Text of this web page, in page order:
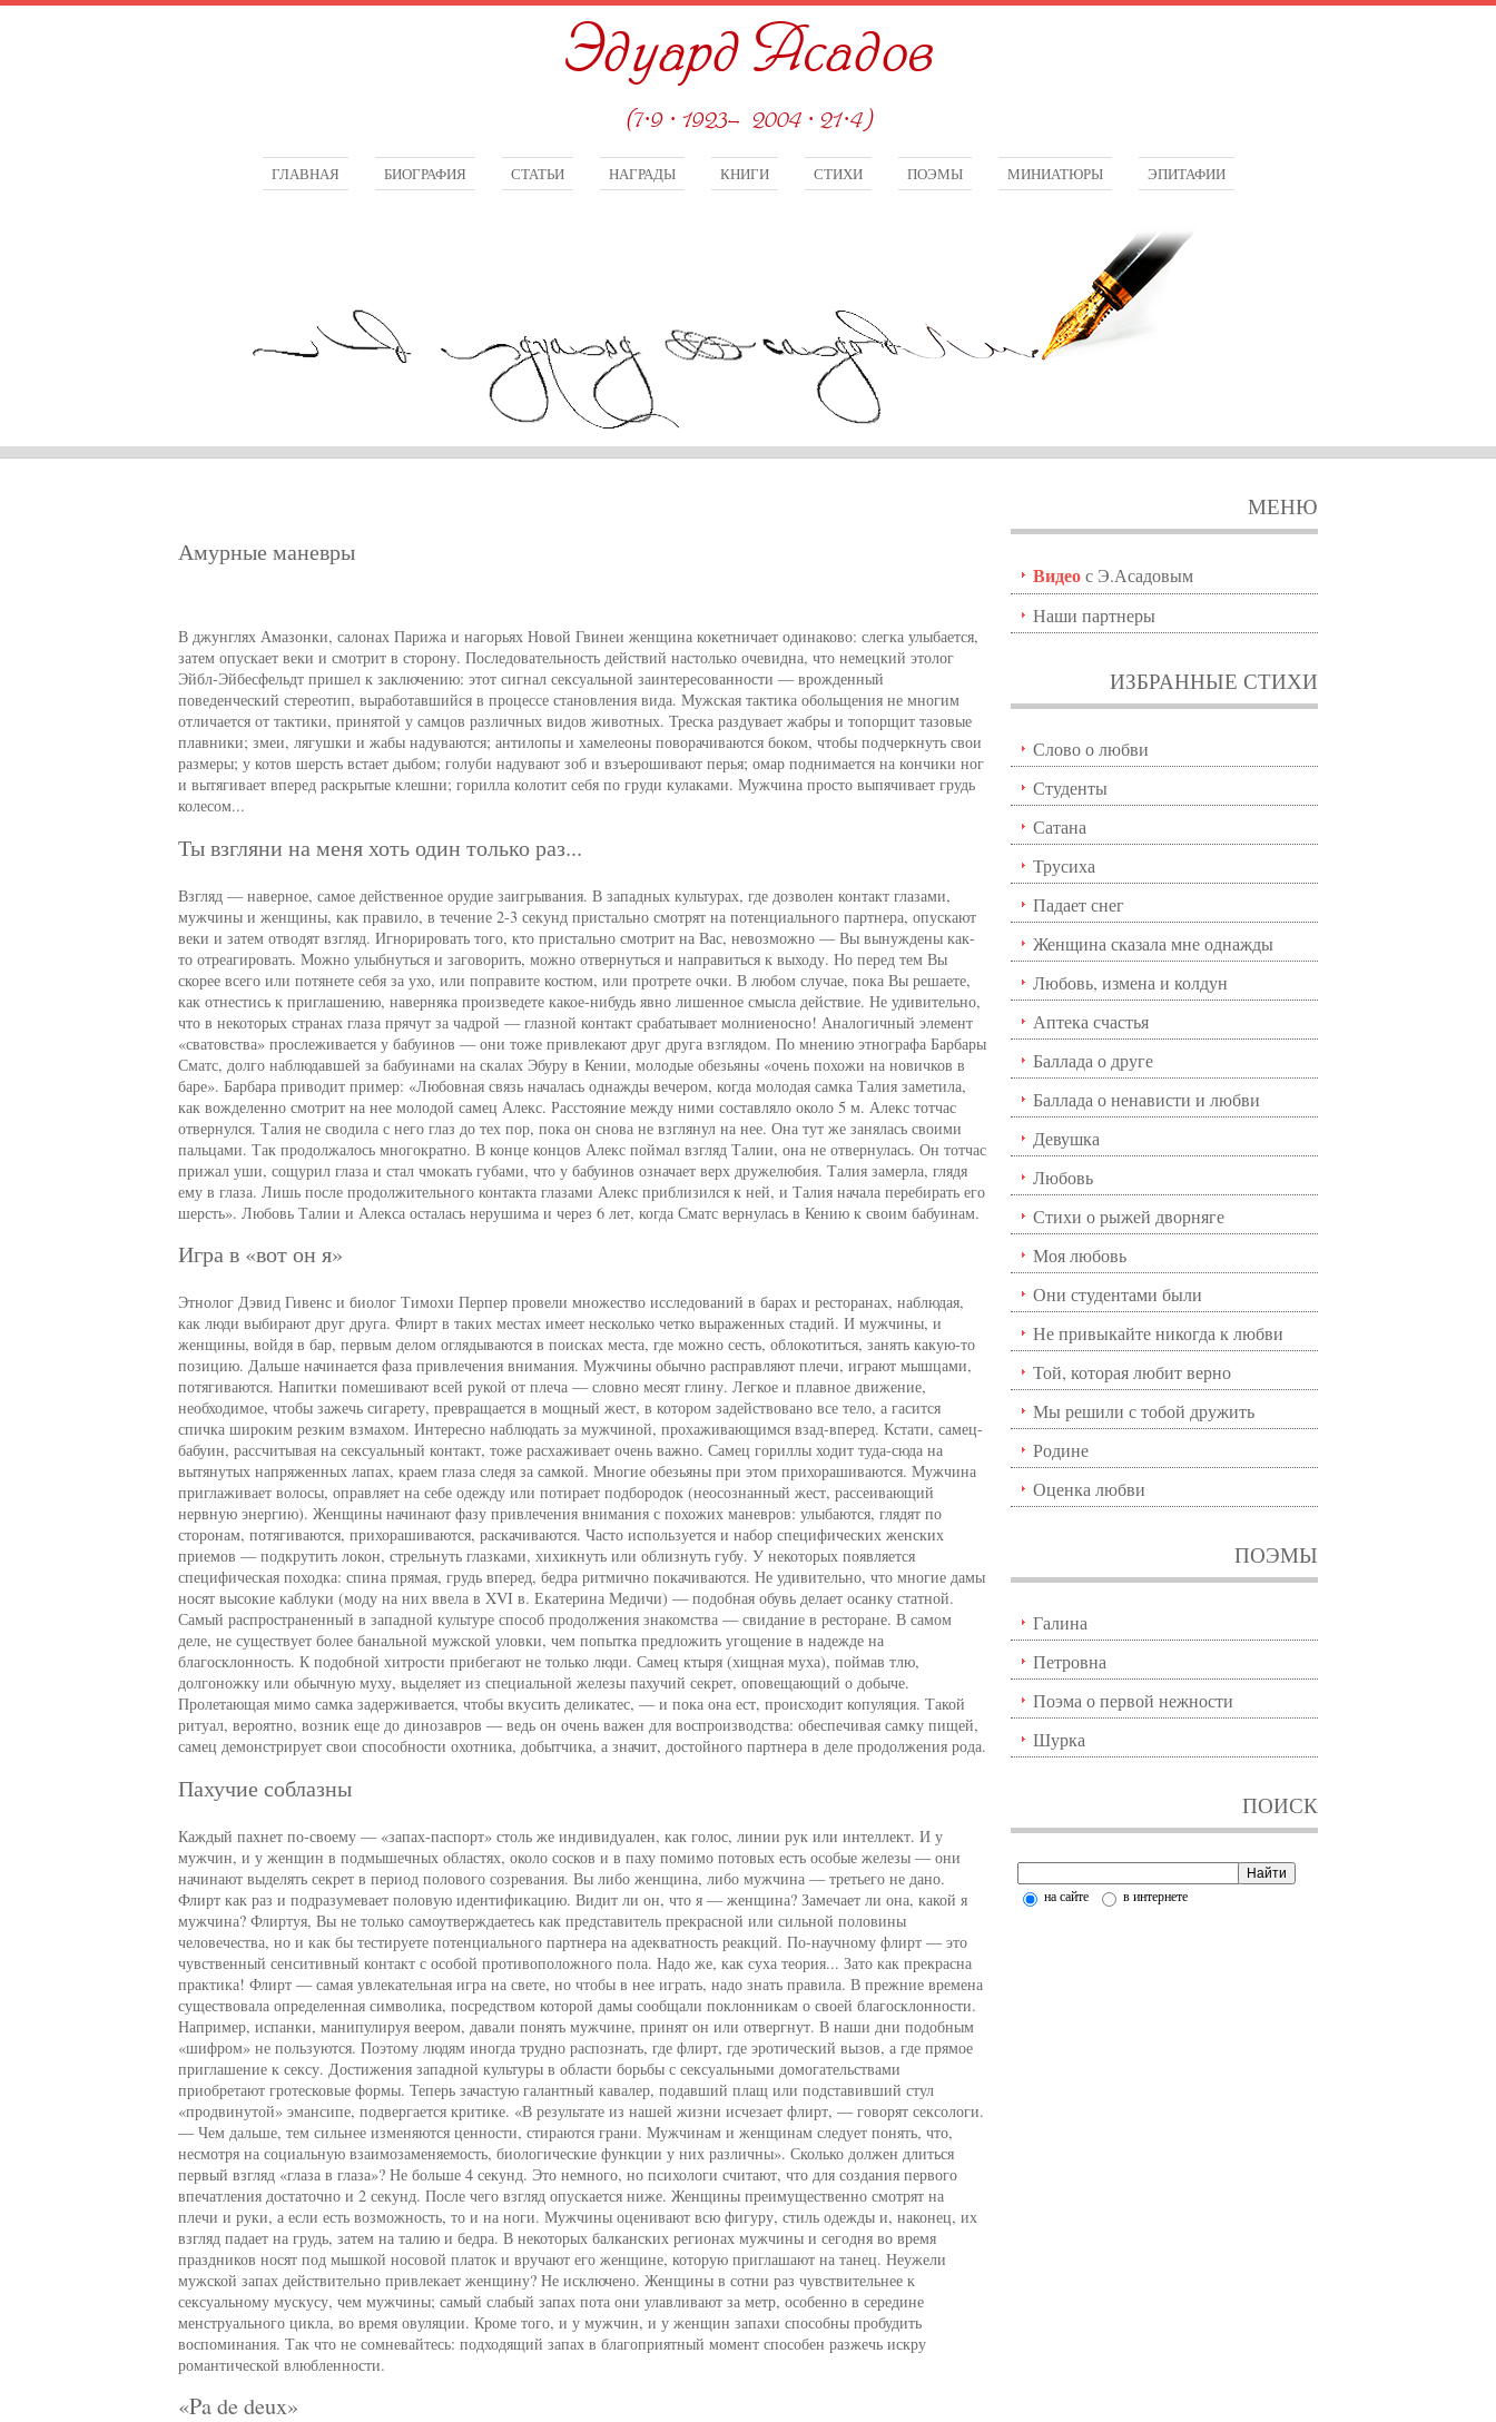
Эдуард Асадов
(7·9 · 1923—2004 · 21·4)
ГЛАВНАЯ БИОГРАФИЯ СТАТЬИ НАГРАДЫ КНИГИ СТИХИ ПОЭМЫ МИНИАТЮРЫ ЭПИТАФИИ
МЕНЮ
Видеос Э.Асадовым
Наши партнеры
ИЗБРАННЫЕ СТИХИ
Слово о любви
Студенты
Сатана
Трусиха
Падает снег
Женщина сказала мне однажды
Любовь, измена и колдун
Аптека счастья
Баллада о друге
Баллада о ненависти и любви
Девушка
Любовь
Стихи о рыжей дворняге
Моя любовь
Они студентами были
Не привыкайте никогда к любви
Той, которая любит верно
Мы решили с тобой дружить
Родине
Оценка любви
ПОЭМЫ
Галина
Петровна
Поэма о первой нежности
Шурка
ПОИСК
на сайте в интернете
Амурные маневры
В джунглях Амазонки, салонах Парижа и нагорьях Новой Гвинеи женщина кокетничает одинаково: слегка улыбается,
затем опускает веки и смотрит в сторону. Последовательность действий настолько очевидна, что немецкий этолог
Эйбл-Эйбесфельдт пришел к заключению: этот сигнал сексуальной заинтересованности — врожденный
поведенческий стереотип, выработавшийся в процессе становления вида. Мужская тактика обольщения не многим
отличается от тактики, принятой у самцов различных видов животных. Треска раздувает жабры и топорщит тазовые
плавники; змеи, лягушки и жабы надуваются; антилопы и хамелеоны поворачиваются боком, чтобы подчеркнуть свои
размеры; у котов шерсть встает дыбом; голуби надувают зоб и взъерошивают перья; омар поднимается на кончики ног
и вытягивает вперед раскрытые клешни; горилла колотит себя по груди кулаками. Мужчина просто выпячивает грудь
колесом...
Ты взгляни на меня хоть один только раз...
Взгляд — наверное, самое действенное орудие заигрывания. В западных культурах, где дозволен контакт глазами,
мужчины и женщины, как правило, в течение 2-3 секунд пристально смотрят на потенциального партнера, опускают
веки и затем отводят взгляд. Игнорировать того, кто пристально смотрит на Вас, невозможно — Вы вынуждены как-
то отреагировать. Можно улыбнуться и заговорить, можно отвернуться и направиться к выходу. Но перед тем Вы
скорее всего или потянете себя за ухо, или поправите костюм, или протрете очки. В любом случае, пока Вы решаете,
как отнестись к приглашению, наверняка произведете какое-нибудь явно лишенное смысла действие. Не удивительно,
что в некоторых странах глаза прячут за чадрой — глазной контакт срабатывает молниеносно! Аналогичный элемент
«сватовства» прослеживается у бабуинов — они тоже привлекают друг друга взглядом. По мнению этнографа Барбары
Сматс, долго наблюдавшей за бабуинами на скалах Эбуру в Кении, молодые обезьяны «очень похожи на новичков в
баре». Барбара приводит пример: «Любовная связь началась однажды вечером, когда молодая самка Талия заметила,
как вожделенно смотрит на нее молодой самец Алекс. Расстояние между ними составляло около 5 м. Алекс тотчас
отвернулся. Талия не сводила с него глаз до тех пор, пока он снова не взглянул на нее. Она тут же занялась своими
пальцами. Так продолжалось многократно. В конце концов Алекс поймал взгляд Талии, она не отвернулась. Он тотчас
прижал уши, сощурил глаза и стал чмокать губами, что у бабуинов означает верх дружелюбия. Талия замерла, глядя
ему в глаза. Лишь после продолжительного контакта глазами Алекс приблизился к ней, и Талия начала перебирать его
шерсть». Любовь Талии и Алекса осталась нерушима и через 6 лет, когда Сматс вернулась в Кению к своим бабуинам.
Игра в «вот он я»
Этнолог Дэвид Гивенс и биолог Тимохи Перпер провели множество исследований в барах и ресторанах, наблюдая,
как люди выбирают друг друга. Флирт в таких местах имеет несколько четко выраженных стадий. И мужчины, и
женщины, войдя в бар, первым делом оглядываются в поисках места, где можно сесть, облокотиться, занять какую-то
позицию. Дальше начинается фаза привлечения внимания. Мужчины обычно расправляют плечи, играют мышцами,
потягиваются. Напитки помешивают всей рукой от плеча — словно месят глину. Легкое и плавное движение,
необходимое, чтобы зажечь сигарету, превращается в мощный жест, в котором задействовано все тело, а гасится
спичка широким резким взмахом. Интересно наблюдать за мужчиной, прохаживающимся взад-вперед. Кстати, самец-
бабуин, рассчитывая на сексуальный контакт, тоже расхаживает очень важно. Самец гориллы ходит туда-сюда на
вытянутых напряженных лапах, краем глаза следя за самкой. Многие обезьяны при этом прихорашиваются. Мужчина
приглаживает волосы, оправляет на себе одежду или потирает подбородок (неосознанный жест, рассеивающий
нервную энергию). Женщины начинают фазу привлечения внимания с похожих маневров: улыбаются, глядят по
сторонам, потягиваются, прихорашиваются, раскачиваются. Часто используется и набор специфических женских
приемов — подкрутить локон, стрельнуть глазками, хихикнуть или облизнуть губу. У некоторых появляется
специфическая походка: спина прямая, грудь вперед, бедра ритмично покачиваются. Не удивительно, что многие дамы
носят высокие каблуки (моду на них ввела в XVI в. Екатерина Медичи) — подобная обувь делает осанку статной.
Самый распространенный в западной культуре способ продолжения знакомства — свидание в ресторане. В самом
деле, не существует более банальной мужской уловки, чем попытка предложить угощение в надежде на
благосклонность. К подобной хитрости прибегают не только люди. Самец ктыря (хищная муха), поймав тлю,
долгоножку или обычную муху, выделяет из специальной железы пахучий секрет, оповещающий о добыче.
Пролетающая мимо самка задерживается, чтобы вкусить деликатес, — и пока она ест, происходит копуляция. Такой
ритуал, вероятно, возник еще до динозавров — ведь он очень важен для воспроизводства: обеспечивая самку пищей,
самец демонстрирует свои способности охотника, добытчика, а значит, достойного партнера в деле продолжения рода.
Пахучие соблазны
Каждый пахнет по-своему — «запах-паспорт» столь же индивидуален, как голос, линии рук или интеллект. И у
мужчин, и у женщин в подмышечных областях, около сосков и в паху помимо потовых есть особые железы — они
начинают выделять секрет в период полового созревания. Вы либо женщина, либо мужчина — третьего не дано.
Флирт как раз и подразумевает половую идентификацию. Видит ли он, что я — женщина? Замечает ли она, какой я
мужчина? Флиртуя, Вы не только самоутверждаетесь как представитель прекрасной или сильной половины
человечества, но и как бы тестируете потенциального партнера на адекватность реакций. По-научному флирт — это
чувственный сенситивный контакт с особой противоположного пола. Надо же, как суха теория... Зато как прекрасна
практика! Флирт — самая увлекательная игра на свете, но чтобы в нее играть, надо знать правила. В прежние времена
существовала определенная символика, посредством которой дамы сообщали поклонникам о своей благосклонности.
Например, испанки, манипулируя веером, давали понять мужчине, принят он или отвергнут. В наши дни подобным
«шифром» не пользуются. Поэтому людям иногда трудно распознать, где флирт, где эротический вызов, а где прямое
приглашение к сексу. Достижения западной культуры в области борьбы с сексуальными домогательствами
приобретают гротесковые формы. Теперь зачастую галантный кавалер, подавший плащ или подставивший стул
«продвинутой» эмансипе, подвергается критике. «В результате из нашей жизни исчезает флирт, — говорят сексологи.
— Чем дальше, тем сильнее изменяются ценности, стираются грани. Мужчинам и женщинам следует понять, что,
несмотря на социальную взаимозаменяемость, биологические функции у них различны». Сколько должен длиться
первый взгляд «глаза в глаза»? Не больше 4 секунд. Это немного, но психологи считают, что для создания первого
впечатления достаточно и 2 секунд. После чего взгляд опускается ниже. Женщины преимущественно смотрят на
плечи и руки, а если есть возможность, то и на ноги. Мужчины оценивают всю фигуру, стиль одежды и, наконец, их
взгляд падает на грудь, затем на талию и бедра. В некоторых балканских регионах мужчины и сегодня во время
праздников носят под мышкой носовой платок и вручают его женщине, которую приглашают на танец. Неужели
мужской запах действительно привлекает женщину? Не исключено. Женщины в сотни раз чувствительнее к
сексуальному мускусу, чем мужчины; самый слабый запах пота они улавливают за метр, особенно в середине
менструального цикла, во время овуляции. Кроме того, и у мужчин, и у женщин запахи способны пробудить
воспоминания. Так что не сомневайтесь: подходящий запах в благоприятный момент способен разжечь искру
романтической влюбленности.
«Pa de deux»